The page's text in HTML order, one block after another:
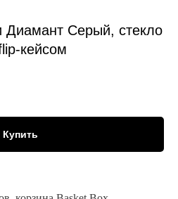
Диамант Серый, стекло
кейсом
Купить